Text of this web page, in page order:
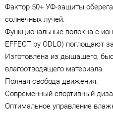
Фактор 50+ УФ-защиты
солнечных лучей.
Функциональные волокна с
EFFECT by ODLO) поглощают
Изготовлена из дышащего,
влагоотводящего материала.
Полная свобода движения.
Современный спортивный
Оптимальное управление